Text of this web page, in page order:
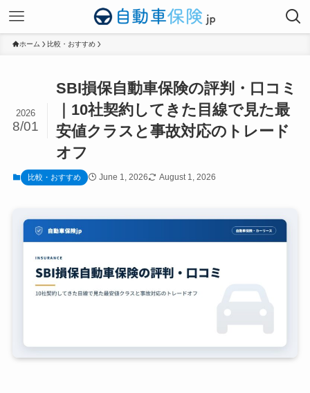
ホーム 比較・おすすめ
SBI損保自動車保険の評判・口コミ
｜10社契約してきた目線で見た最
安値クラスと事故対応のトレード
オフ
2026
8/01
比較・おすすめ June 1, 2026 August 1, 2026